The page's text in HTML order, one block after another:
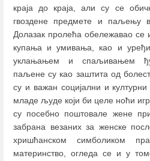
краја до краја, али су се
гвоздене предмете и паљењу
Долазак пролећа обележавао се
купања и умивања, као и
уклањањем и спаљивањем
паљене су као заштита од
су и важан социјални и
младе људе који би целе ноћи
су посебно поштовале жене
забрана везаних за женске
хришћанском симболиком
материнство, огледа се и у